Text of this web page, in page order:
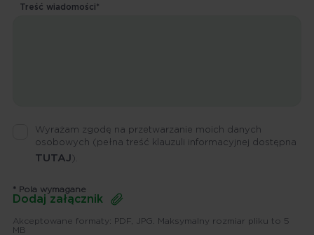
Treść wiadomości*
Dodaj załącznik
Akceptowane formaty: PDF, JPG. Maksymalny rozmiar pliku to 5
MB
Wyrażam zgodę na przetwarzanie moich danych
osobowych (pełna treść klauzuli informacyjnej dostępna
TUTAJ ).
* Pola wymagane